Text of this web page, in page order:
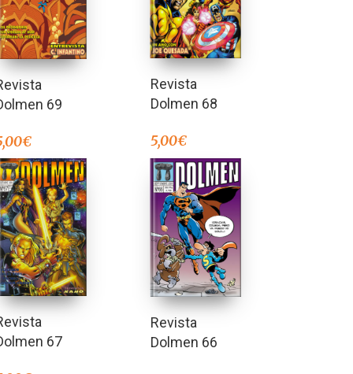
69
€
Revista
Dolmen 68
5,00€
67
Revista
Dolmen 66